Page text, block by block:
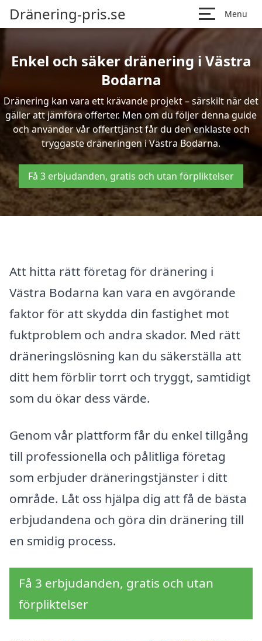
Dränering-pris.se Menu
Enkel och säker dränering i Västra
Bodarna
Dränering kan vara ett krävande projekt – särskilt när det
gäller att jämföra offerter. Men om du följer denna guide
och använder vår offerttjänst får du den enklaste och
tryggaste dräneringen i Västra Bodarna.
Få 3 erbjudanden, gratis och utan förpliktelser
Att hitta rätt företag för dränering i
Västra Bodarna kan vara en avgörande
faktor för att skydda din fastighet mot
fuktproblem och andra skador. Med rätt
dräneringslösning kan du säkerställa att
ditt hem förblir torrt och tryggt, samtidigt
som du ökar dess värde.
Genom vår plattform får du enkel tillgång
till professionella och pålitliga företag
som erbjuder dräneringstjänster i ditt
område. Låt oss hjälpa dig att få de bästa
erbjudandena och göra din dränering till
en smidig process.
Få 3 erbjudanden, gratis och utan
förpliktelser